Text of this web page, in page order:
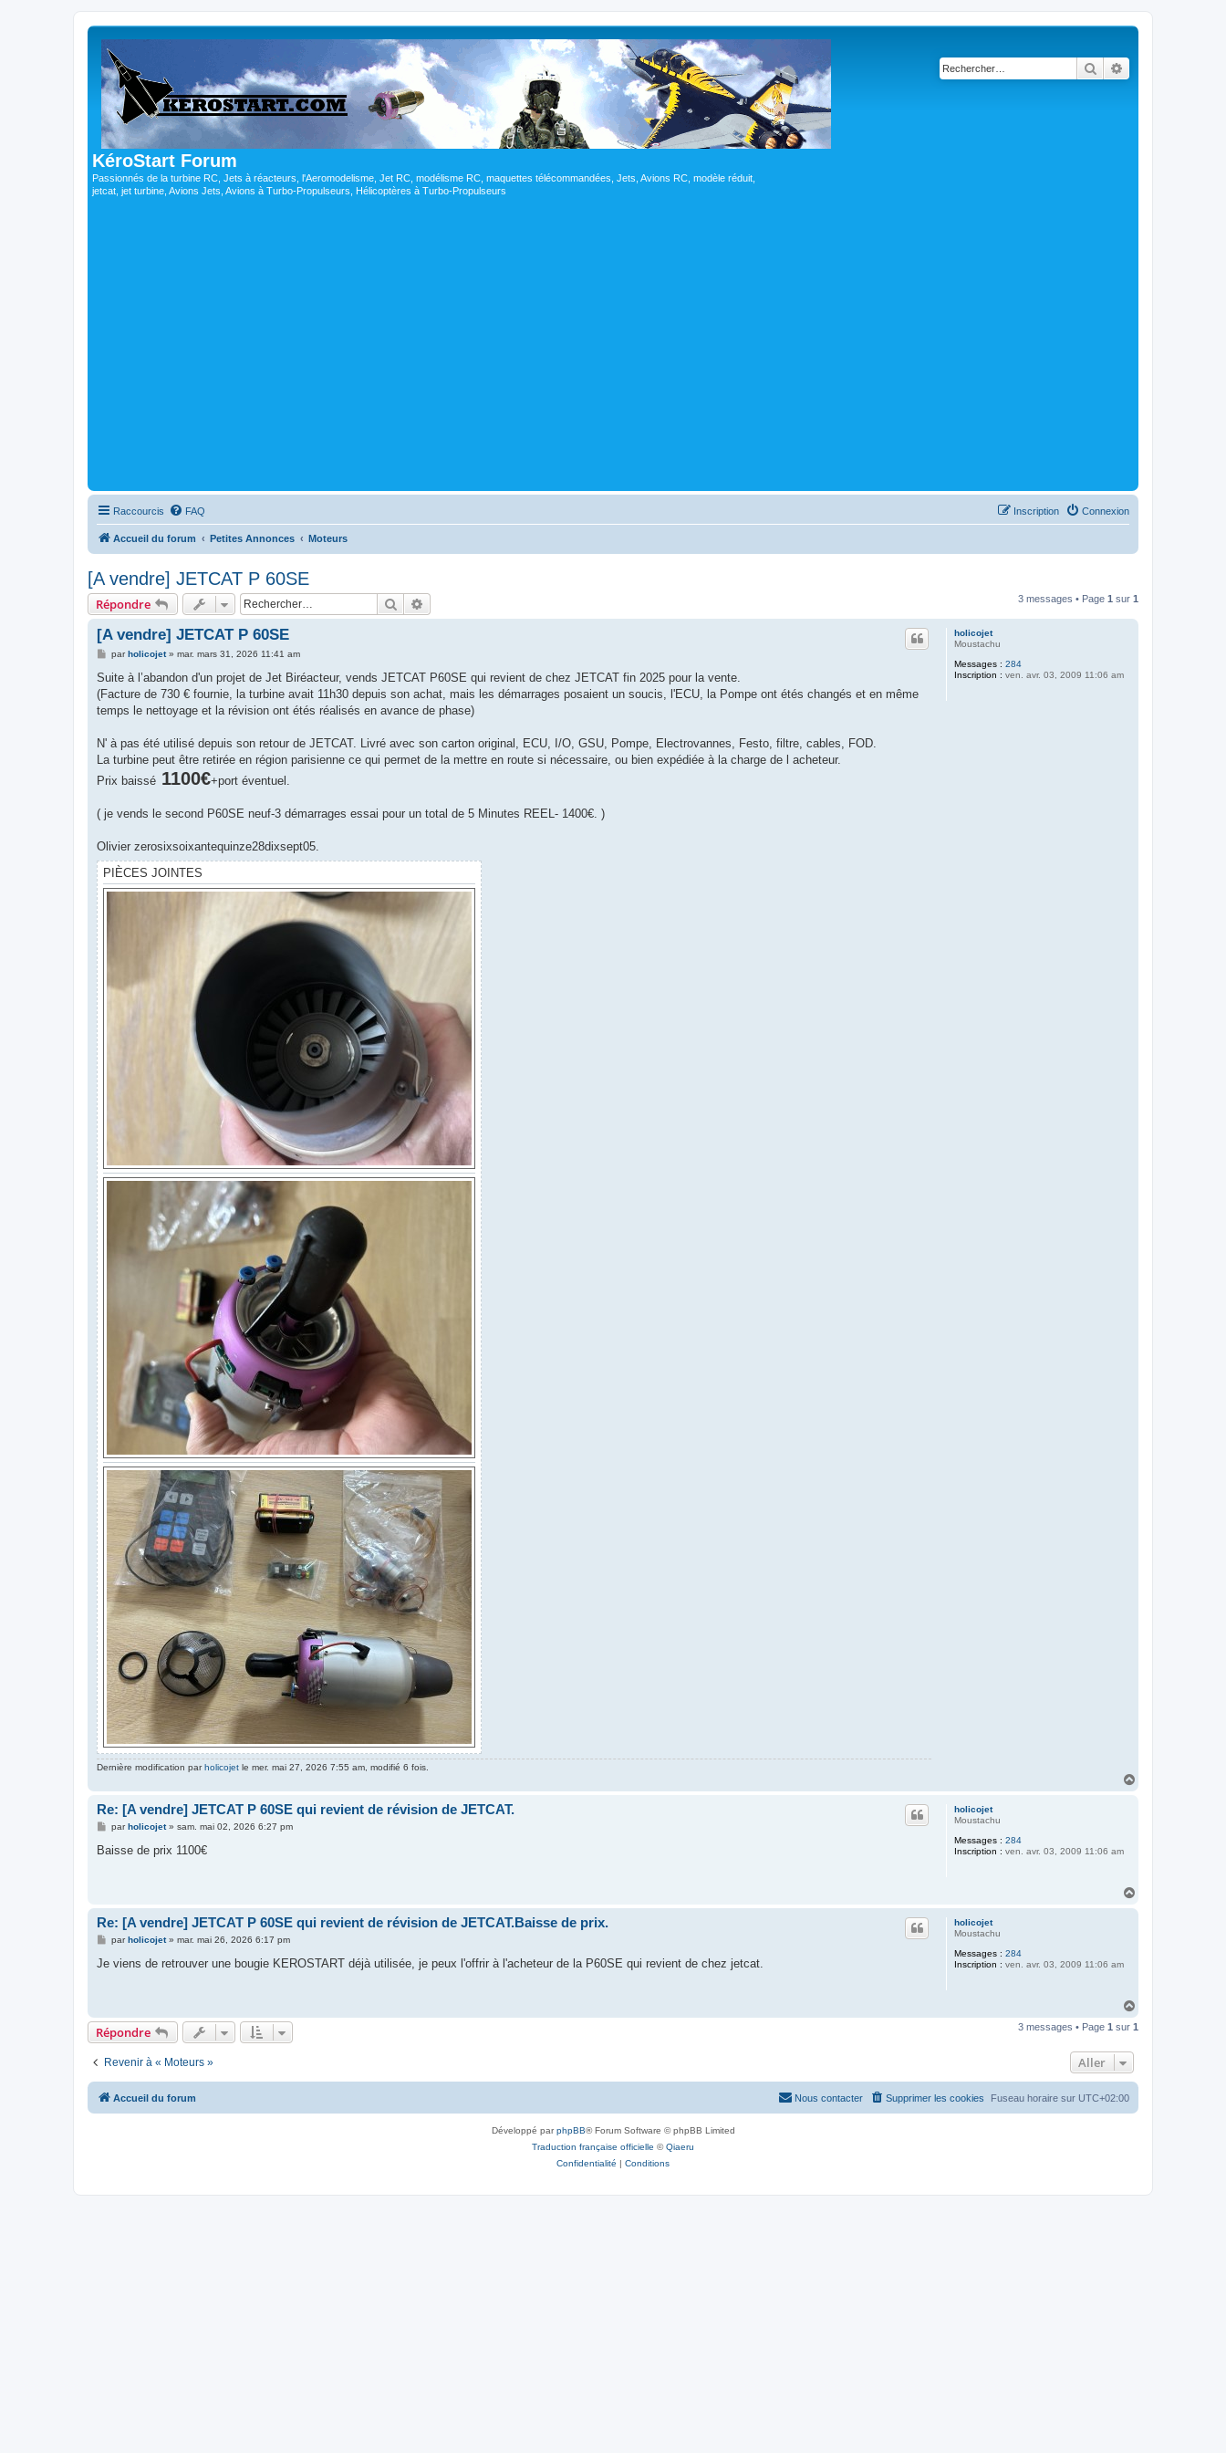
KéroStart Forum
Passionnés de la turbine RC, Jets à réacteurs, l'Aeromodelisme, Jet RC, modélisme RC, maquettes télécommandées, Jets, Avions RC, modèle réduit,
jetcat, jet turbine, Avions Jets, Avions à Turbo-Propulseurs, Hélicoptères à Turbo-Propulseurs
Rechercher
Raccourcis FAQ Connexion
Inscription
Accueil du forum Petites Annonces Moteurs
[A vendre] JETCAT P 60SE
Répondre Rechercher 3 messages • Page 1 sur 1
holicojet
Moustachu
Messages : 284
Inscription : ven. avr. 03, 2009 11:06 am
[A vendre] JETCAT P 60SE
M
s
a
g
parholicojet» mar. mars 31, 2026 11:41 am
Suite à l’abandon d'un projet de Jet Biréacteur, vends JETCAT P60SE qui revient de chez JETCAT fin 2025 pour la vente.
(Facture de 730 € fournie, la turbine avait 11h30 depuis son achat, mais les démarrages posaient un soucis, l'ECU, la Pompe ont étés changés et en même
temps le nettoyage et la révision ont étés réalisés en avance de phase)
N' à pas été utilisé depuis son retour de JETCAT. Livré avec son carton original, ECU, I/O, GSU, Pompe, Electrovannes, Festo, filtre, cables, FOD.
La turbine peut être retirée en région parisienne ce qui permet de la mettre en route si nécessaire, ou bien expédiée à la charge de l acheteur.
Prix baissé 1100€+port éventuel.
( je vends le second P60SE neuf-3 démarrages essai pour un total de 5 Minutes REEL- 1400€. )
Olivier zerosixsoixantequinze28dixsept05.
PIÈCES JOINTES
Dernière modification parholicojet le mer. mai 27, 2026 7:55 am, modifié 6 fois.
holicojet
Moustachu
Messages : 284
Inscription : ven. avr. 03, 2009 11:06 am
Re: [A vendre] JETCAT P 60SE qui revient de révision de JETCAT.
M
s
parholicojet» sam. mai 02, 2026 6:27 pm
Baisse de prix 1100€
holicojet
Moustachu
Messages : 284
Inscription : ven. avr. 03, 2009 11:06 am
Re: [A vendre] JETCAT P 60SE qui revient de révision de JETCAT.Baisse de prix.
M
s
parholicojet» mar. mai 26, 2026 6:17 pm
Je viens de retrouver une bougie KEROSTART déjà utilisée, je peux l'offrir à l'acheteur de la P60SE qui revient de chez jetcat.
u
Répondre 3 messages • Page 1 sur 1
Revenir à « Moteurs » Aller
Accueil du forum Fuseau horaire sur UTC+02:00
Supprimer les cookies
Nous contacter
Développé parphpBB® Forum Software © phpBB Limited
Traduction française officielle ©Qiaeru
Confidentialité | Conditions